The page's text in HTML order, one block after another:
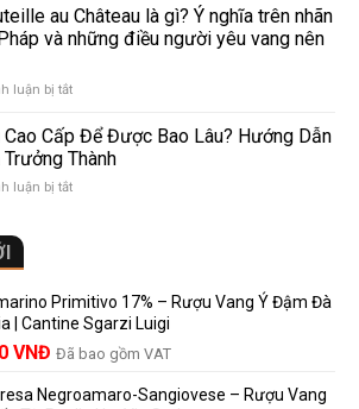
Thế
Nào?
So
Dễ
Hiểu
Người
và
Lalande
de
Điểm
khác
nhau
vì
lựa
chọn
đáng
au Château là gì? Ý nghĩa trên nhãn
và những điều người yêu vang nên
luận bị tắtở
en
Bouteille
au
Château
nhãn
rượu
vang
và
Cao Cấp Để Được Bao Lâu? Hướng Dẫn
Thành
luận bị tắtở
Được
Bao
Lâu?
Dẫn
Primitivo 17% – Rượu Vang Ý Đậm Đà
| Cantine Sgarzi Luigi
VNĐ Giá
tại
Đã bao gồm VAT
Negroamaro-Sangiovese – Rượu Vang